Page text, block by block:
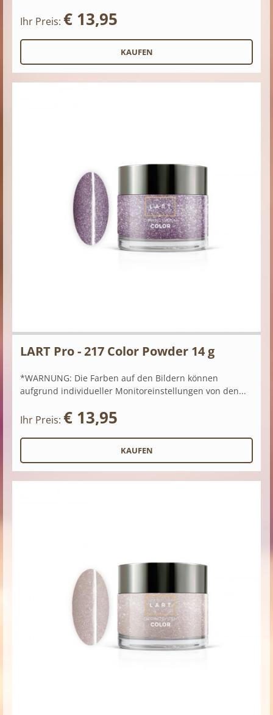
Ihr Preis: € 13,95
LART Pro - 217 Color Powder 14 g
*WARNUNG: Die Farben auf den Bildern können
aufgrund individueller Monitoreinstellungen von den...
Ihr Preis: € 13,95